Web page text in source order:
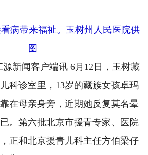
病带来福祉。玉树州人民医院供
图
新闻客户端讯 6月12日，玉树藏
科诊室里，13岁的藏族女孩卓玛
在母亲身旁，近期她反复莫名晕
。第六批北京市援青专家、医院
正和北京援青儿科主任方伯梁仔